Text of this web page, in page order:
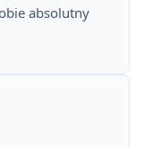
absolutny